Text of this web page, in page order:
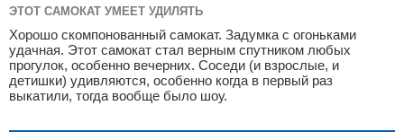
ЭТОТ САМОКАТ УМЕЕТ УДИЛЯТЬ
Хорошо скомпонованный самокат. Задумка с огоньками
удачная. Этот самокат стал верным спутником любых
прогулок, особенно вечерних. Соседи (и взрослые, и
детишки) удивляются, особенно когда в первый раз
выкатили, тогда вообще было шоу.